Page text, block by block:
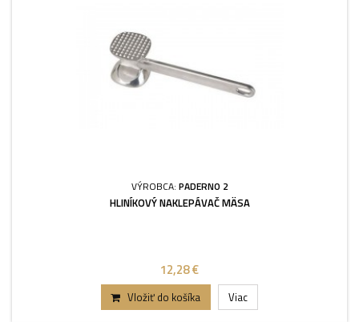
VÝROBCA: PADERNO 2
HLINÍKOVÝ NAKLEPÁVAČ MÄSA
12,28 €
Vložiť do košíka Viac